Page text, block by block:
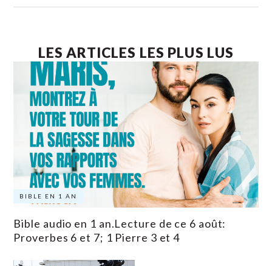
LES ARTICLES LES PLUS LUS
BIBLE EN 1 AN
Bible audio en 1 an.Lecture de ce 6 août:
Proverbes 6 et 7; 1 Pierre 3 et 4